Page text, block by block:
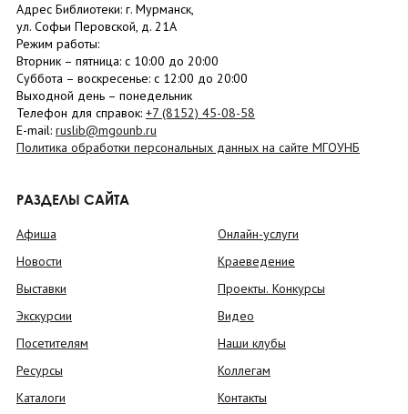
Адрес Библиотеки: г. Мурманск,
ул. Софьи Перовской, д. 21А
Режим работы:
Вторник – пятница: с 10:00 до 20:00
Суббота – воскресенье: c 12:00 до 20:00
Выходной день – понедельник
Телефон для справок: +7 (8152) 45-08-58
E-mail: ruslib@mgounb.ru
Политика обработки персональных данных на сайте МГОУНБ
РАЗДЕЛЫ САЙТА
Афиша
Новости
Выставки
Экскурсии
Посетителям
Ресурсы
Каталоги
Онлайн-услуги
Краеведение
Проекты. Конкурсы
Видео
Наши клубы
Коллегам
Контакты